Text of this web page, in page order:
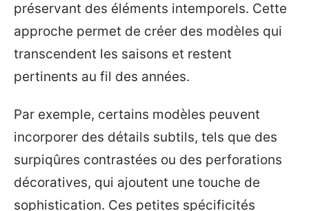
préservant des éléments intemporels. Cette
approche permet de créer des modèles qui
transcendent les saisons et restent
pertinents au fil des années.
Par exemple, certains modèles peuvent
incorporer des détails subtils, tels que des
surpiqûres contrastées ou des perforations
décoratives, qui ajoutent une touche de
sophistication. Ces petites spécificités